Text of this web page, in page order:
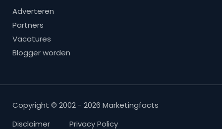
Adverteren
Partners
Vacatures
Blogger worden
Copyright © 2002 - 2026 Marketingfacts
Disclaimer
Privacy Policy